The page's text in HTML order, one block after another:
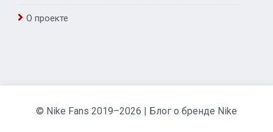
О проекте
© Nike Fans 2019–2026 | Блог о бренде Nike